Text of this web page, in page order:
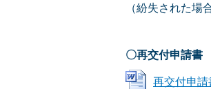
（紛失された場
〇再交付申請書
再交付申